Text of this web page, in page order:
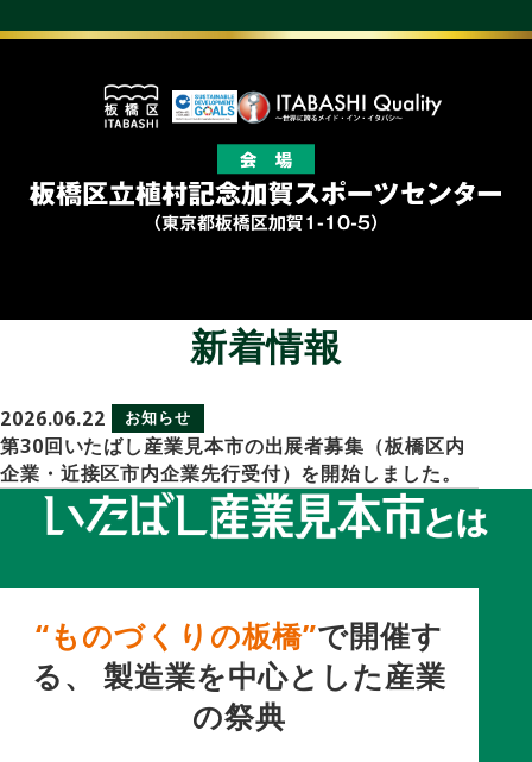
新着情報
2026.06.22 お知らせ
第30回いたばし産業見本市の出展者募集（板橋区内
企業・近接区市内企業先行受付）を開始しました。
“ものづくりの板橋”で開催す
る、
製造業を中心とした産業
の祭典